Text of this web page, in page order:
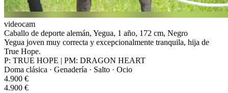
videocam
Caballo de deporte alemán, Yegua, 1 año, 172 cm, Negro
Yegua joven muy correcta y excepcionalmente tranquila, hija de
True Hope.
P: TRUE HOPE | PM: DRAGON HEART
Doma clásica · Genadería · Salto · Ocio
4.900 €
4.900 €